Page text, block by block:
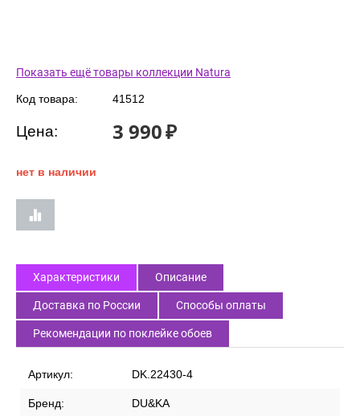
Показать ещё товары коллекции Natura
Код товара: 41512
Цена: 3 990₽
нет в наличии
Характеристики Описание
Доставка по России Способы оплаты
Рекомендации по поклейке обоев
Артикул: DK.22430-4
Бренд: DU&KA